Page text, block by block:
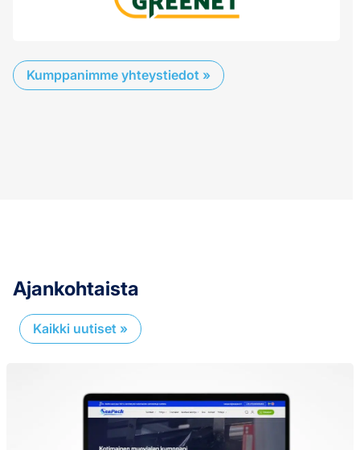
Kumppanimme yhteystiedot »
Ajankohtaista
Kaikki uutiset »